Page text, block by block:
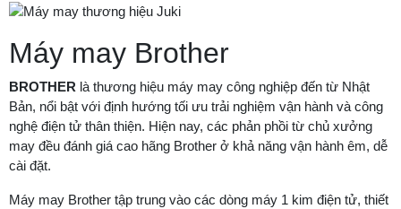
Máy may Brother
BROTHER là thương hiệu máy may công nghiệp đến từ Nhật
Bản, nổi bật với định hướng tối ưu trải nghiệm vận hành và công
nghệ điện tử thân thiện. Hiện nay, các phản phồi từ chủ xưởng
may đều đánh giá cao hãng Brother ở khả năng vận hành êm, dễ
cài đặt.
Máy may Brother tập trung vào các dòng máy 1 kim điện tử, thiết